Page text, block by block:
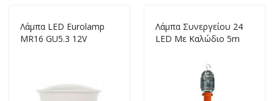
Λάμπα LED Eurolamp
MR16 GU5.3 12V
Λάμπα Συνεργείου 24
LED Με Καλώδιο 5m